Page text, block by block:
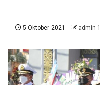
5 Oktober 2021 admin 1